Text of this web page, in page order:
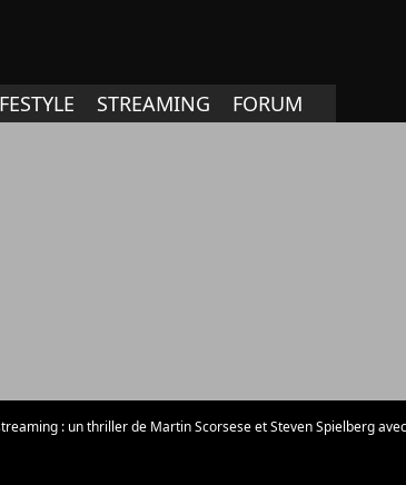
STREAMING FORUM
: un thriller de Martin Scorsese et Steven Spielberg avec Javier